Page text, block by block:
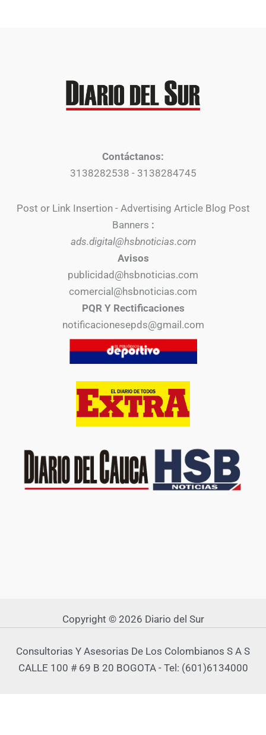
Contáctanos:
3138282538 - 3138284745
Post or Link Insertion - Advertising Article Blog Post
Banners :
ads.digital@hsbnoticias.com
Avisos
publicidad@hsbnoticias.com
comercial@hsbnoticias.com
PQR Y Rectificaciones
notificacionesepds@gmail.com
Copyright © 2026 Diario del Sur
Consultorias Y Asesorias De Los Colombianos S A S
CALLE 100 # 69 B 20 BOGOTA - Tel: (601)6134000